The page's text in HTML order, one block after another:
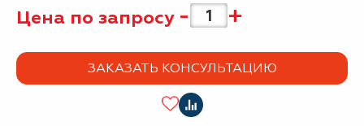
Цена по запросу - +
ЗАКАЗАТЬ КОНСУЛЬТАЦИЮ